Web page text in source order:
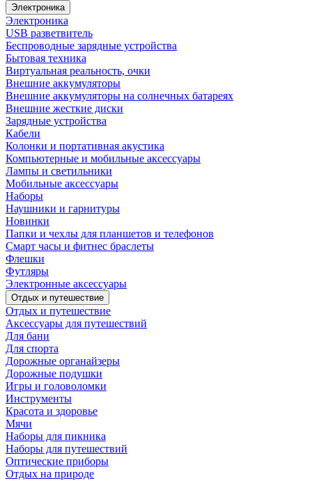
Электроника
Электроника
USB разветвитель
Беспроводные зарядные устройства
Бытовая техника
Виртуальная реальность, очки
Внешние аккумуляторы
Внешние аккумуляторы на солнечных батареях
Внешние жесткие диски
Зарядные устройства
Кабели
Колонки и портативная акустика
Компьютерные и мобильные аксессуары
Лампы и светильники
Мобильные аксессуары
Наборы
Наушники и гарнитуры
Новинки
Папки и чехлы для планшетов и телефонов
Смарт часы и фитнес браслеты
Флешки
Футляры
Электронные аксессуары
Отдых и путешествие
Отдых и путешествие
Аксессуары для путешествий
Для бани
Для спорта
Дорожные органайзеры
Дорожные подушки
Игры и головоломки
Инструменты
Красота и здоровье
Мячи
Наборы для пикника
Наборы для путешествий
Оптические приборы
Отдых на природе